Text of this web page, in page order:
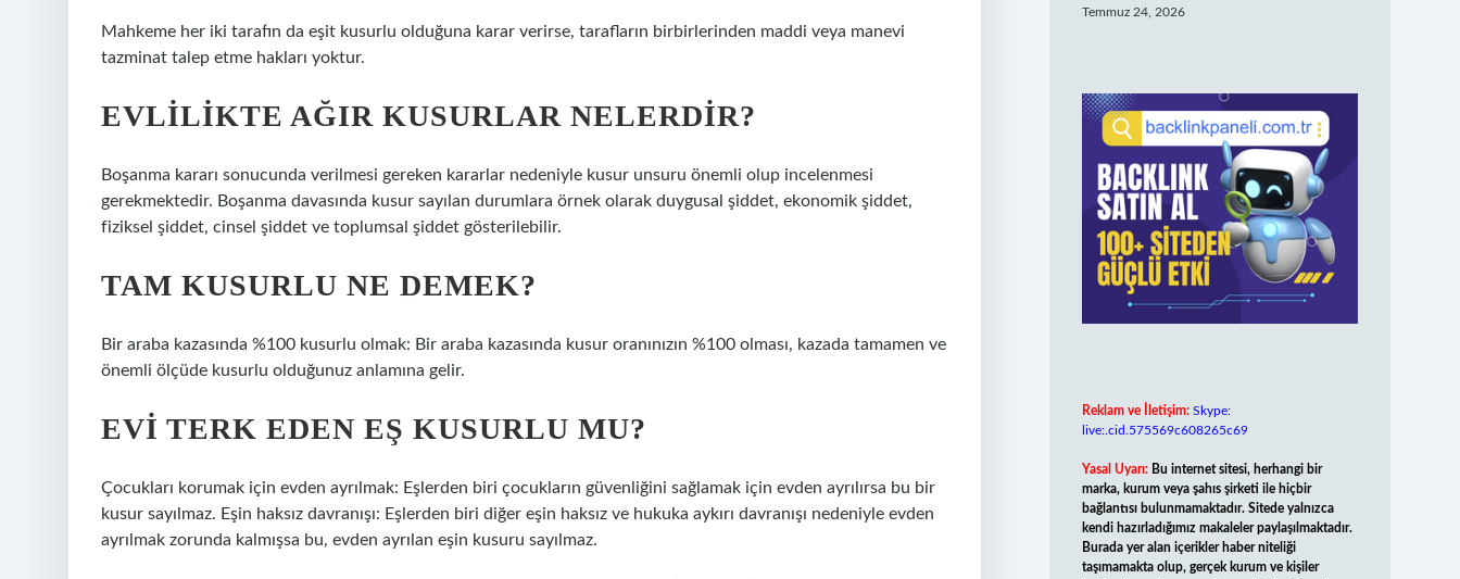
Mahkeme her iki tarafın da eşit kusurlu olduğuna karar verirse, tarafların birbirlerinden maddi veya manevi
tazminat talep etme hakları yoktur.
EVLILIKTE AĞIR KUSURLAR NELERDIR?
Boşanma kararı sonucunda verilmesi gereken kararlar nedeniyle kusur unsuru önemli olup incelenmesi
gerekmektedir. Boşanma davasında kusur sayılan durumlara örnek olarak duygusal şiddet, ekonomik şiddet,
fiziksel şiddet, cinsel şiddet ve toplumsal şiddet gösterilebilir.
TAM KUSURLU NE DEMEK?
Bir araba kazasında %100 kusurlu olmak: Bir araba kazasında kusur oranınızın %100 olması, kazada tamamen ve
önemli ölçüde kusurlu olduğunuz anlamına gelir.
EVI TERK EDEN EŞ KUSURLU MU?
Çocukları korumak için evden ayrılmak: Eşlerden biri çocukların güvenliğini sağlamak için evden ayrılırsa bu bir
kusur sayılmaz. Eşin haksız davranışı: Eşlerden biri diğer eşin haksız ve hukuka aykırı davranışı nedeniyle evden
ayrılmak zorunda kalmışsa bu, evden ayrılan eşin kusuru sayılmaz.
Temmuz 24, 2026
Reklam ve İletişim: Skype:
live:.cid.575569c608265c69
Yasal Uyarı: Bu internet sitesi, herhangi bir
marka, kurum veya şahıs şirketi ile hiçbir
bağlantısı bulunmamaktadır. Sitede yalnızca
kendi hazırladığımız makaleler paylaşılmaktadır.
Burada yer alan içerikler haber niteliği
taşımamakta olup, gerçek kurum ve kişiler